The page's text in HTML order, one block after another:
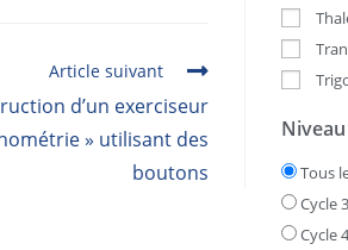
Article suivant
d’un exerciseur
» utilisant des
boutons
Niveau
Tous
Cycle 3
Cycle 4